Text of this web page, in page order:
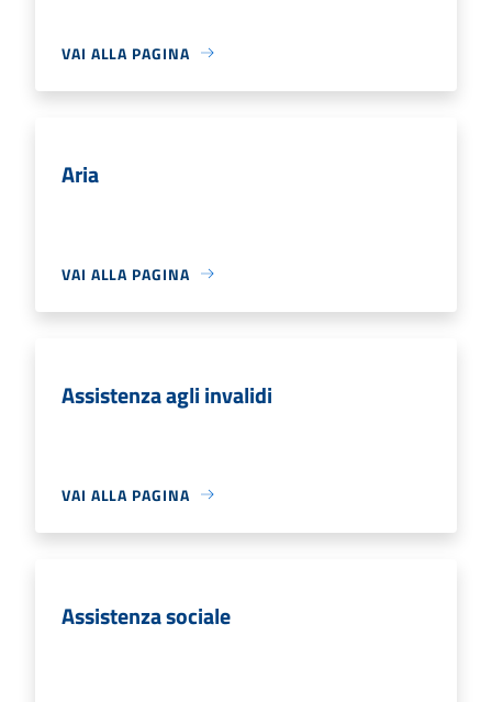
VAI ALLA PAGINA
Aria
VAI ALLA PAGINA
Assistenza agli invalidi
VAI ALLA PAGINA
Assistenza sociale